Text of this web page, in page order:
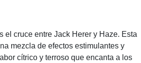
el cruce entre Jack Herer y Haze. Esta
mezcla de efectos estimulantes y
cítrico y terroso que encanta a los